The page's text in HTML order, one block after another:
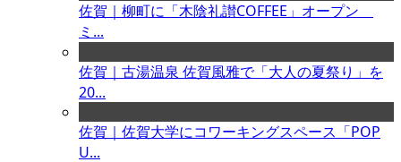
佐賀｜柳町に「木陰礼讃COFFEE」オープン
ミ...
佐賀｜古湯温泉 佐賀風雅で「大人の夏祭り」を
20...
佐賀｜佐賀大学にコワーキングスペース「POP
U...